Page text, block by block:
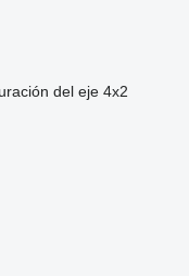
del eje 4x2